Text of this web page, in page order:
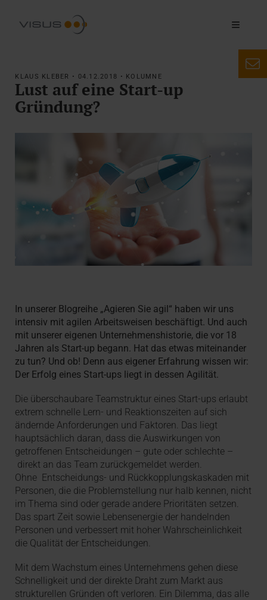
KLAUS KLEBER • 04.12.2018 • KOLUMNE
Lust auf eine Start-up
Gründung?
In unserer Blogreihe „Agieren Sie agil“ haben wir uns
intensiv mit agilen Arbeitsweisen beschäftigt. Und auch
mit unserer eigenen Unternehmenshistorie, die vor 18
Jahren als Start-up begann. Hat das etwas miteinander
zu tun? Und ob! Denn aus eigener Erfahrung wissen wir:
Der Erfolg eines Start-ups liegt in dessen Agilität.
Die überschaubare Teamstruktur eines Start-ups erlaubt
extrem schnelle Lern- und Reaktionszeiten auf sich
ändernde Anforderungen und Faktoren. Das liegt
hauptsächlich daran, dass die Auswirkungen von
getroffenen Entscheidungen – gute oder schlechte –
direkt an das Team zurückgemeldet werden.
Ohne Entscheidungs- und Rückkopplungskaskaden mit
Personen, die die Problemstellung nur halb kennen, nicht
im Thema sind oder gerade andere Prioritäten setzen.
Das spart Zeit sowie Lebensenergie der handelnden
Personen und verbessert mit hoher Wahrscheinlichkeit
die Qualität der Entscheidungen.
Mit dem Wachstum eines Unternehmens gehen diese
Schnelligkeit und der direkte Draht zum Markt aus
strukturellen Gründen oft verloren. Ein Dilemma, das alle